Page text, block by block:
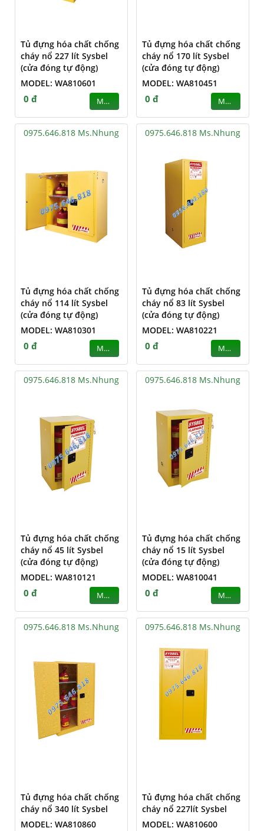
Tủ đựng hóa chất chống
cháy nổ 227 lít Sysbel
(cửa đóng tự động)
MODEL: WA810601
0 đ MUA
Tủ đựng hóa chất chống
cháy nổ 170 lít Sysbel
(cửa đóng tự động)
MODEL: WA810451
0 đ MUA
0975.646.818 Ms.Nhung
Tủ đựng hóa chất chống
cháy nổ 114 lít Sysbel
(cửa đóng tự động)
MODEL: WA810301
0 đ MUA
0975.646.818 Ms.Nhung
Tủ đựng hóa chất chống
cháy nổ 83 lít Sysbel
(cửa đóng tự động)
MODEL: WA810221
0 đ MUA
0975.646.818 Ms.Nhung
Tủ đựng hóa chất chống
cháy nổ 45 lít Sysbel
(cửa đóng tự động)
MODEL: WA810121
0 đ MUA
0975.646.818 Ms.Nhung
Tủ đựng hóa chất chống
cháy nổ 15 lít Sysbel
(cửa đóng tự động)
MODEL: WA810041
0 đ MUA
0975.646.818 Ms.Nhung
Tủ đựng hóa chất chống
cháy nổ 340 lít Sysbel
MODEL: WA810860
0975.646.818 Ms.Nhung
Tủ đựng hóa chất chống
cháy nổ 227lít Sysbel
MODEL: WA810600